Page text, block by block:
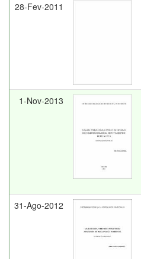
28-Fev-2011
1-Nov-2013
31-Ago-2012